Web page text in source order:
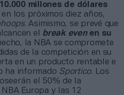
millones de dólares
los próximos diez años,
. Asimismo, se prevé que
el break evenen su
la NBA se compromete
de la competición en su
en un producto rentable e
ha informado Sportico. Los
el 50% de la
Europa y las 12